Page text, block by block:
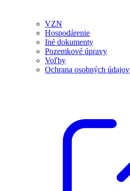
VZN
Hospodárenie
Iné dokumenty
Pozemkové úpravy
Voľby
Ochrana osobných údajov